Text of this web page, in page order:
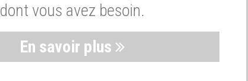
dont vous avez besoin.
En savoir plus